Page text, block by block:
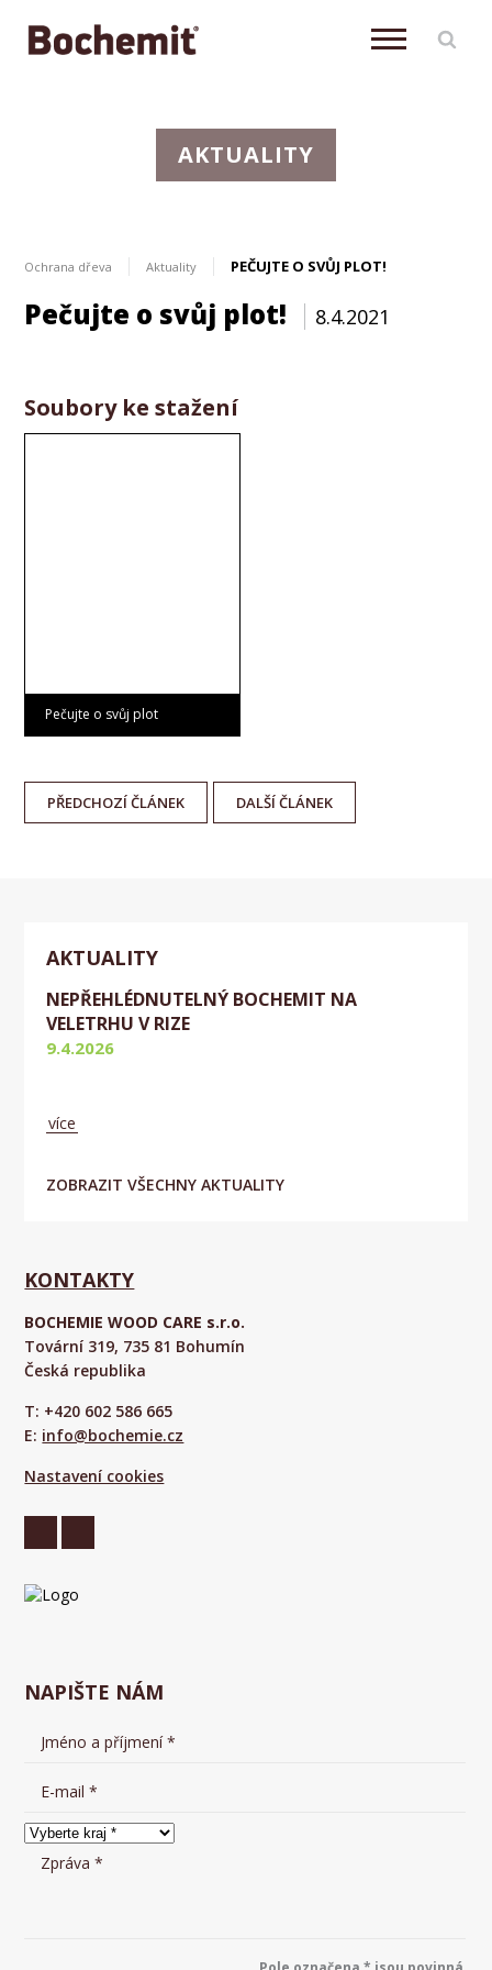
AKTUALITY
Ochrana dřeva Aktuality PEČUJTE O SVŮJ PLOT!
Pečujte o svůj plot! 8.4.2021
Soubory ke stažení
Pečujte o svůj plot
PŘEDCHOZÍČLÁNEK DALŠÍČLÁNEK
AKTUALITY
ZOBRAZIT VŠECHNY AKTUALITY
NEPŘEHLÉDNUTELNÝ BOCHEMIT NA
VELETRHU V RIZE
9.4.2026
více
KONTAKTY
BOCHEMIE WOOD CARE s.r.o.
Tovární 319, 735 81 Bohumín
Česká republika
T: +420 602 586 665
E: info@bochemie.cz
Nastavení cookies
NAPIŠTE NÁM